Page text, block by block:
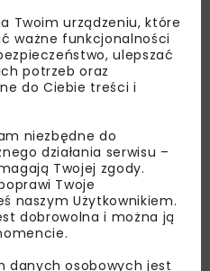
aby otrzymywać od
branżowe,
atrakcyjne oferty i
Twoim urządzeniu, które
ważne funkcjonalności
ulepszać
potrzeb oraz
do Ciebie treści i
niezbędne do
działania serwisu –
Twojej zgody.
Twoje
naszym Użytkownikiem.
dobrowolna i można ją
danych osobowych jest